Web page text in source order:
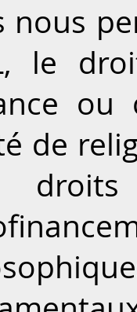
nous
le
de
droits